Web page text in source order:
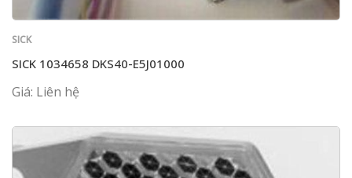
SICK
SICK 1034658 DKS40-E5J01000
Giá: Liên hệ